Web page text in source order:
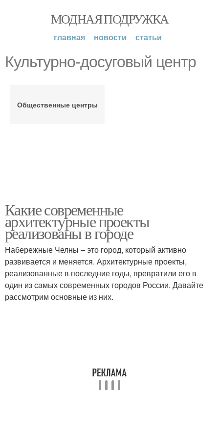
МОДНАЯ ПОДРУЖКА
главная новости статьи
Культурно-досуговый центр
Общественные центры
Какие современные
архитектурные проекты
реализованы в городе
Набережные Челны – это город, который активно
развивается и меняется. Архитектурные проекты,
реализованные в последние годы, превратили его в
один из самых современных городов России. Давайте
рассмотрим основные из них.